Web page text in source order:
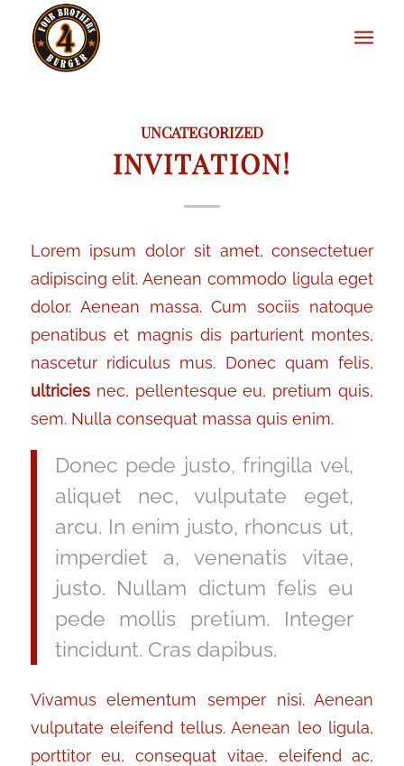
UNCATEGORIZED
INVITATION!
Lorem ipsum dolor sit amet, consectetuer
adipiscing elit. Aenean commodo ligula eget
dolor. Aenean massa. Cum sociis natoque
penatibus et magnis dis parturient montes,
nascetur ridiculus mus. Donec quam felis,
ultriciesnec, pellentesque eu, pretium quis,
sem. Nulla consequat massa quis enim.
Donec pede justo, fringilla vel,
aliquet nec, vulputate eget,
arcu. In enim justo, rhoncus ut,
imperdiet a, venenatis vitae,
justo. Nullam dictum felis eu
pede mollis pretium. Integer
tincidunt. Cras dapibus.
Vivamus elementum semper nisi. Aenean
vulputate eleifend tellus. Aenean leo ligula,
porttitor eu, consequat vitae, eleifend ac,